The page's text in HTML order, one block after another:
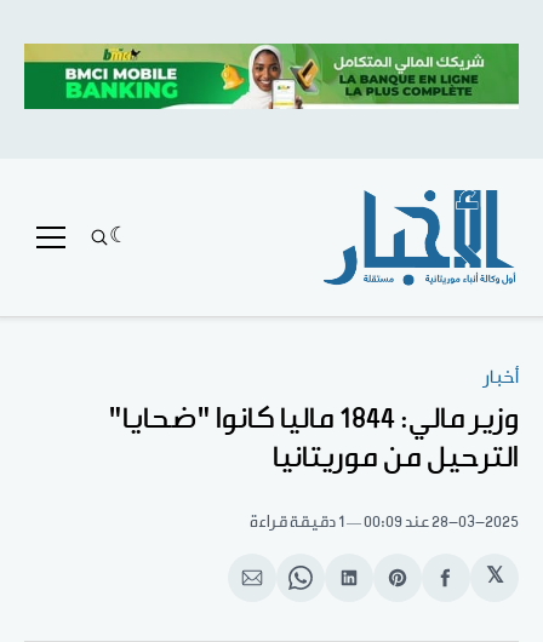
أخبار
وزير مالي: 1844 ماليا كانوا "ضحايا"
الترحيل من موريتانيا
28-03-2025عند 00:09 1 دقيقة قراءة
𝕏
انشر
الفيسبوك
Share
Pinterest
انشر
لينكد
Share
WhatsApp
انشر
الإيميل